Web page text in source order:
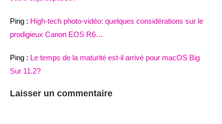
Ping : High-tech photo-vidéo: quelques considérations sur le
prodigieux Canon EOS R6…
Ping : Le temps de la maturité est-il arrivé pour macOS Big
Sur 11.2?
Laisser un commentaire